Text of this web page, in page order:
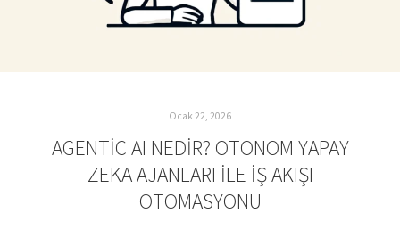
Ocak 22, 2026
AGENTIC AI NEDIR? OTONOM YAPAY
ZEKA AJANLARI ILE İŞ AKIŞI
OTOMASYONU